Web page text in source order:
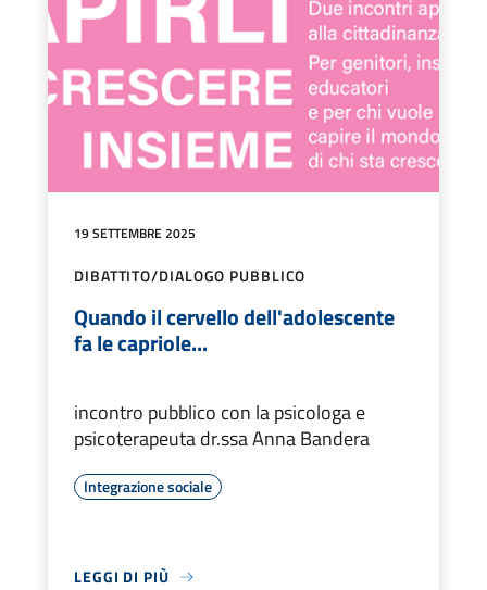
19 SETTEMBRE 2025
DIBATTITO/DIALOGO PUBBLICO
Quando il cervello dell'adolescente
fa le capriole...
incontro pubblico con la psicologa e
psicoterapeuta dr.ssa Anna Bandera
Integrazione sociale
LEGGI DI PIÙ